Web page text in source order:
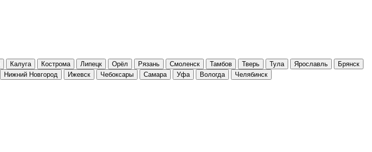
Калуга Кострома Липецк Орёл Рязань Смоленск Тамбов Тверь Тула Ярославль
Брянск
Нижний Новгород Ижевск Чебоксары Самара Уфа Вологда Челябинск